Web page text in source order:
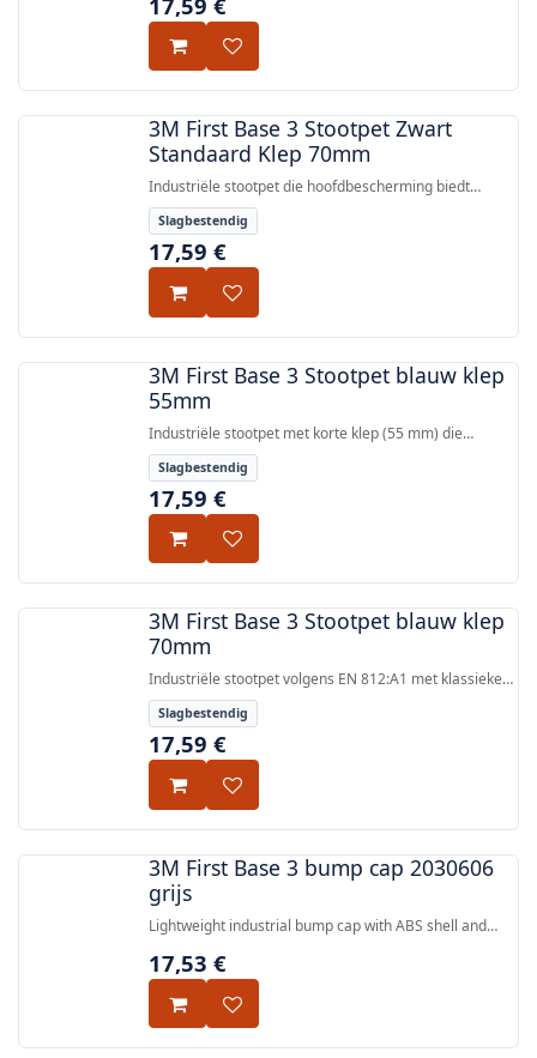
3M First Base 3 Stootpet Zwart
Standaard Klep 70mm
Industriële stootpet die hoofdbescherming biedt
volgens EN 812:A1, met een klassiek baseballpet-
ontwerp en een 70mm klep.
Slagbestendig
17,59 €
3M First Base 3 Stootpet blauw klep
55mm
Industriële stootpet met korte klep (55 mm) die
bescherming biedt tegen lichte stoten tegen
stilstaande objecten, getest volgens EN 812:A1.
Slagbestendig
17,59 €
3M First Base 3 Stootpet blauw klep
70mm
Industriële stootpet volgens EN 812:A1 met klassieke
baseballpetontwerp en 70 mm klep, gemaakt van
lichtgewicht microfibre en ABS-pet.
Slagbestendig
17,59 €
3M First Base 3 bump cap 2030606
grijs
Lightweight industrial bump cap with ABS shell and
environments and certified to EN 812:2012.
17,53 €